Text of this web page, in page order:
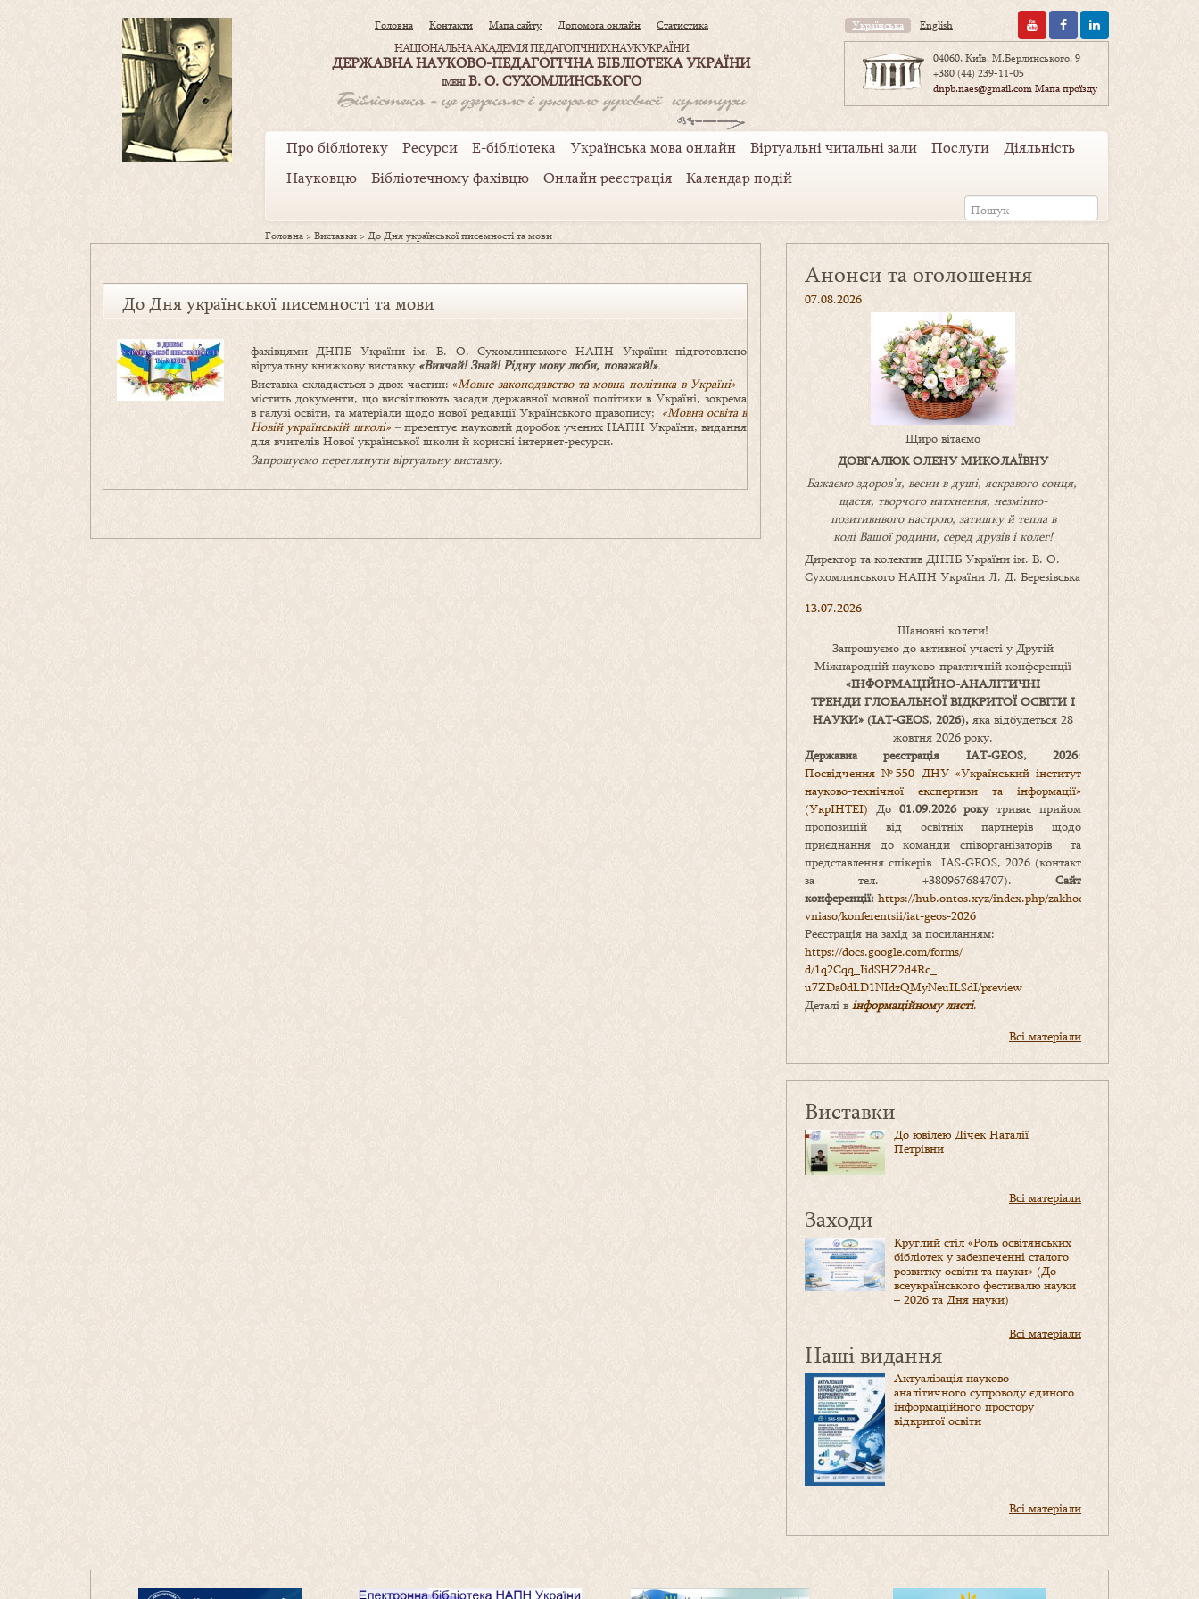
Головна Контакти Мапа сайту Допомога онлайн Статистика
НАЦІОНАЛЬНА АКАДЕМІЯ ПЕДАГОГІЧНИХ НАУК УКРАЇНИ
ДЕРЖАВНА НАУКОВО-ПЕДАГОГІЧНА БІБЛІОТЕКА УКРАЇНИ
ІМЕНІВ. О. СУХОМЛИНСЬКОГО
Українська English
04060, Київ, М.Берлинського, 9
+380 (44) 239-11-05
dnpb.naes@gmail.comМапа проїзду
Про бібліотеку Ресурси Е-бібліотека Українська мова онлайн Віртуальні читальні зали Послуги
Діяльність
Науковцю
Бібліотечному фахівцю Онлайн реєстрація Календар подій
Головна >Виставки >До Дня української писемності та мови
До Дня української писемності та мови
фахівцями ДНПБ України ім. В. О. Сухомлинського НАПН України підготовлено
віртуальну книжкову виставку «Вивчай! Знай! Рідну мову люби, поважай!».
Виставка складається з двох частин:«Мовне законодавство та мовна політика в Україні» –
містить документи, що висвітлюють засади державної мовної політики в Україні, зокрема
в галузі освіти, та матеріали щодо нової редакції Українського правопису; «Мовна освіта в
Новій українській школі»–презентує науковий доробок учених НАПН України, видання
для вчителів Нової української школи й корисні інтернет-ресурси.
Запрошуємо переглянути віртуальну виставку.
Анонси та оголошення
07.08.2026
Щиро вітаємо
ДОВГАЛЮК ОЛЕНУ МИКОЛАЇВНУ
Бажаємо здоров’я, весни в душі, яскравого сонця,
щастя, творчого натхнення, незмінно-
позитивнвого настрою, затишкуйтепла в
коліВашоїродини, серед друзів і колег!
Директор та колектив ДНПБ України ім. В. О.
Сухомлинського НАПН України Л. Д. Березівська
13.07.2026
Шановні колеги!
Запрошуємо до активної участі у Другій
Міжнародній науково-практичній конференції
«ІНФОРМАЦІЙНО-АНАЛІТИЧНІ
ТРЕНДИ ГЛОБАЛЬНОЇ ВІДКРИТОЇ ОСВІТИ І
НАУКИ» (IAT-GEOS, 2026), яка відбудеться 28
жовтня 2026 року.
Державна реєстрація IAT-GEOS, 2026:
Посвідчення №550 ДНУ «Український інститут
науково-технічної експертизи та інформації»
(УкрІНТЕІ) До 01.09.2026 рокутриває прийом
пропозицій від освітніх партнерів щодо
приєднання до команди співорганізаторів та
представлення спікерів IAS-GEOS, 2026 (контакт
за тел. +380967684707). Сайт
конференції: https://hub.ontos.xyz/index.php/zakhody-
vniaso/konferentsii/iat-geos-2026
Реєстрація на захід за посиланням:
https://docs.google.com/forms/
d/1q2Cqq_IidSHZ2d4Rc_
u7ZDa0dLD1NIdzQMyNeuILSdI/preview
Деталі в інформаційному листі.
Всі матеріали
Виставки
До ювілею Дічек Наталії
Петрівни
Всі матеріали
Заходи
Круглий стіл «Роль освітянських
бібліотек у забезпеченні сталого
розвитку освіти та науки» (До
всеукраїнського фестивалю науки
– 2026 та Дня науки)
Всі матеріали
Наші видання
Актуалізація науково-
аналітичного супроводу єдиного
інформаційного простору
відкритої освіти
Всі матеріали